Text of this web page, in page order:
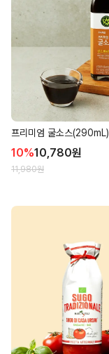
프리미엄 굴소스(290mL)
10%10,780원
11,980원